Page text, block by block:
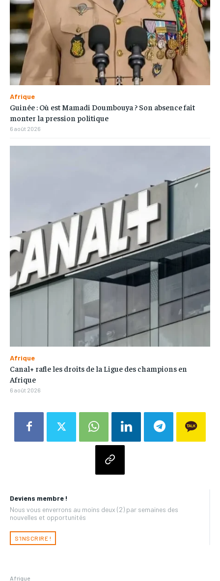
Deviens membre !
Nous vous enverrons au moins deux (2) par semaines des
nouvelles et opportunités
S'INSCRIRE !
Afrique
Afrique
Guinée : Où est Mamadi Doumbouya ? Son absence fait
monter la pression politique
6 août 2026
Afrique
Canal+ rafle les droits de la Ligue des champions en
Afrique
6 août 2026